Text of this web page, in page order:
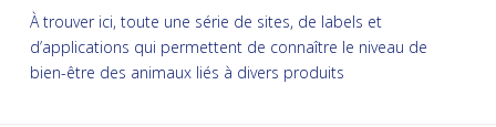
À trouver ici, toute une série de sites, de labels et
d’applications qui permettent de connaître le niveau de
bien-être des animaux liés à divers produits